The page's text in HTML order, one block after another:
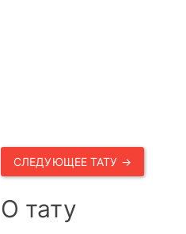
СЛЕДУЮЩЕЕ ТАТУ →
О тату